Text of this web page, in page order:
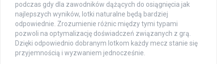
podczas gdy dla zawodników dążących do osiągnięcia jak
najlepszych wyników, lotki naturalne będą bardziej
odpowiednie. Zrozumienie różnic między tymi typami
pozwoli na optymalizację doświadczeń związanych z grą.
Dzięki odpowiednio dobranym lotkom każdy mecz stanie się
przyjemnością i wyzwaniem jednocześnie.